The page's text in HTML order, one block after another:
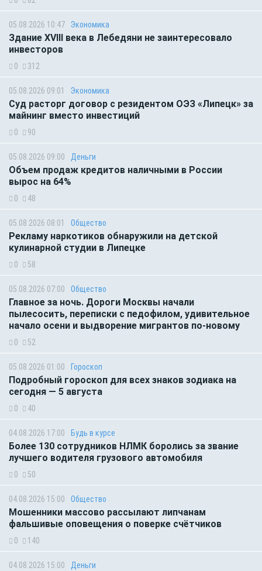
05.08.2026 10:47 Экономика
Здание XVIII века в Лебедяни не заинтересовало
инвесторов
0 312
05.08.2026 09:01 Экономика
Суд расторг договор с резидентом ОЭЗ «Липецк» за
майнинг вместо инвестиций
0 90
05.08.2026 09:00 Деньги
Объем продаж кредитов наличными в России
вырос на 64%
0 48
05.08.2026 08:01 Общество
Рекламу наркотиков обнаружили на детской
кулинарной студии в Липецке
0 58
05.08.2026 07:00 Общество
Главное за ночь. Дороги Москвы начали
пылесосить, переписки с педофилом, удивительное
начало осени и выдворение мигрантов по-новому
0 52
05.08.2026 01:00 Гороскоп
Подробный гороскоп для всех знаков зодиака на
сегодня — 5 августа
0 40
04.08.2026 17:00 Будь в курсе
Более 130 сотрудников НЛМК боролись за звание
лучшего водителя грузового автомобиля
0 50
04.08.2026 15:00 Общество
Мошенники массово рассылают липчанам
фальшивые оповещения о поверке счётчиков
0 140
04.08.2026 15:00 Деньги